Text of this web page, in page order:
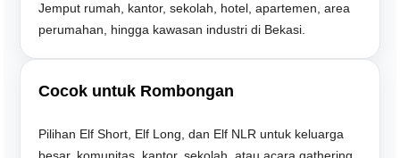
Jemput rumah, kantor, sekolah, hotel, apartemen, area
perumahan, hingga kawasan industri di Bekasi.
Cocok untuk Rombongan
Pilihan Elf Short, Elf Long, dan Elf NLR untuk keluarga